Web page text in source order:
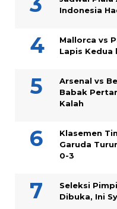
Indonesia
Mallorca vs
Lapis Kedua
Arsenal vs
Babak
Kalah
Klasemen
Garuda
0-3
Seleksi
Dibuka, Ini